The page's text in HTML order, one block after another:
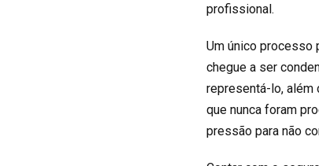
profissional.
Um único processo
chegue a ser
representá-lo, além
que nunca foram
pressão para não